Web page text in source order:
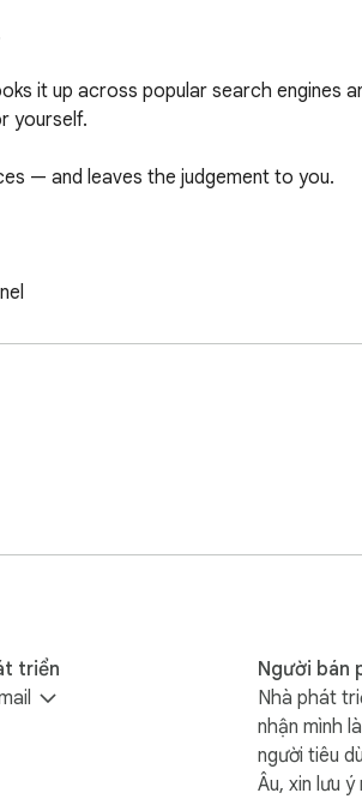
it up across popular search engines
yourself.
— and leaves the judgement to you.
triển
Người bán
Nhà phát
nhận mình
người tiêu
Âu, xin lưu